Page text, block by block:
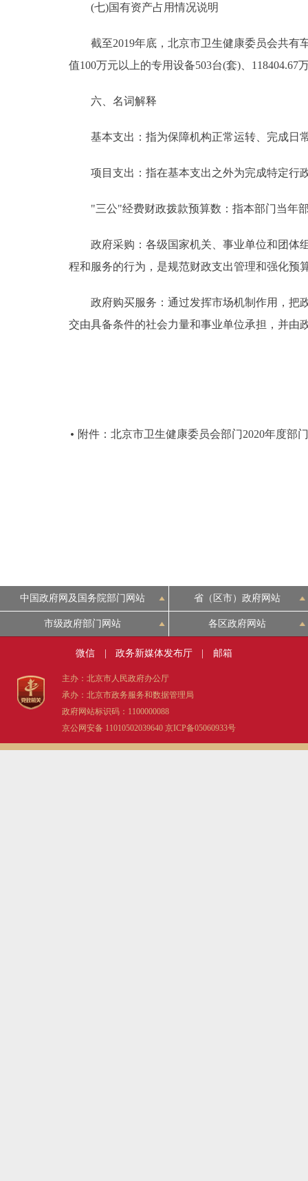
(七)国有资产占用情况说明
截至2019年底，北京市卫生健康委员会共有车
值100万元以上的专用设备503台(套)、118404.67
六、名词解释
基本支出：指为保障机构正常运转、完成日
项目支出：指在基本支出之外为完成特定行
"三公"经费财政拨款预算数：指本部门当年部
政府采购：各级国家机关、事业单位和团体组
程和服务的行为，是规范财政支出管理和强化预
政府购买服务：通过发挥市场机制作用，把政
交由具备条件的社会力量和事业单位承担，并由
附件：北京市卫生健康委员会部门2020年度部
中国政府网及国务院部门网站 省（区市）政府网站
市级政府部门网站 各区政府网站
微信 政务新媒体发布厅 邮箱
主办：北京市人民政府办公厅
承办：北京市政务服务和数据管理局
政府网站标识码：1100000088
京公网安备 11010502039640 京ICP备05060933号